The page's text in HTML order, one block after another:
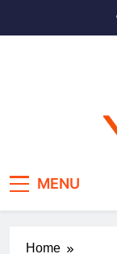
MENU
Home